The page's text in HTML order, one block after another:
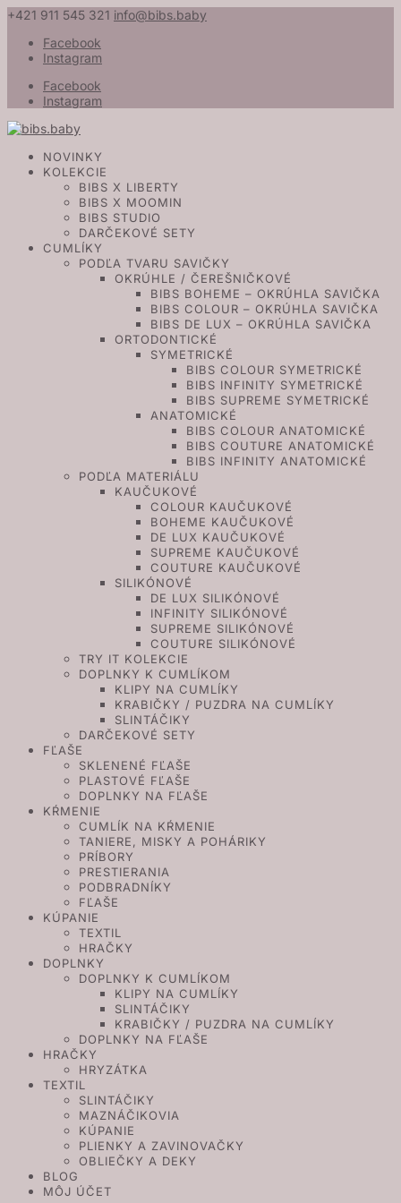
+421 911 545 321 info@bibs.baby
Facebook
Instagram
Facebook
Instagram
NOVINKY
KOLEKCIE
BIBS X LIBERTY
BIBS X MOOMIN
BIBS STUDIO
DARČEKOVÉ SETY
CUMLÍKY
PODĽA TVARU SAVIČKY
OKRÚHLE / ČEREŠNIČKOVÉ
BIBS BOHEME – OKRÚHLA SAVIČKA
BIBS COLOUR – OKRÚHLA SAVIČKA
BIBS DE LUX – OKRÚHLA SAVIČKA
ORTODONTICKÉ
SYMETRICKÉ
BIBS COLOUR SYMETRICKÉ
BIBS INFINITY SYMETRICKÉ
BIBS SUPREME SYMETRICKÉ
ANATOMICKÉ
BIBS COLOUR ANATOMICKÉ
BIBS COUTURE ANATOMICKÉ
BIBS INFINITY ANATOMICKÉ
PODĽA MATERIÁLU
KAUČUKOVÉ
COLOUR KAUČUKOVÉ
BOHEME KAUČUKOVÉ
DE LUX KAUČUKOVÉ
SUPREME KAUČUKOVÉ
COUTURE KAUČUKOVÉ
SILIKÓNOVÉ
DE LUX SILIKÓNOVÉ
INFINITY SILIKÓNOVÉ
SUPREME SILIKÓNOVÉ
COUTURE SILIKÓNOVÉ
TRY IT KOLEKCIE
DOPLNKY K CUMLÍKOM
KLIPY NA CUMLÍKY
KRABIČKY / PUZDRA NA CUMLÍKY
SLINTÁČIKY
DARČEKOVÉ SETY
FĽAŠE
SKLENENÉ FĽAŠE
PLASTOVÉ FĽAŠE
DOPLNKY NA FĽAŠE
KŔMENIE
CUMLÍK NA KŔMENIE
TANIERE, MISKY A POHÁRIKY
PRÍBORY
PRESTIERANIA
PODBRADNÍKY
FĽAŠE
KÚPANIE
TEXTIL
HRAČKY
DOPLNKY
DOPLNKY K CUMLÍKOM
KLIPY NA CUMLÍKY
SLINTÁČIKY
KRABIČKY / PUZDRA NA CUMLÍKY
DOPLNKY NA FĽAŠE
HRAČKY
HRYZÁTKA
TEXTIL
SLINTÁČIKY
MAZNÁČIKOVIA
KÚPANIE
PLIENKY A ZAVINOVAČKY
OBLIEČKY A DEKY
BLOG
MÔJ ÚČET